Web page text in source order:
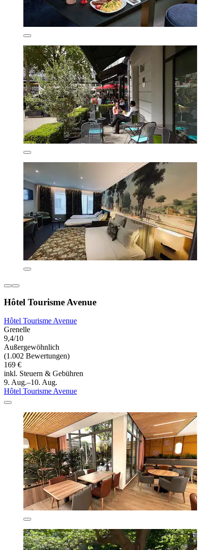
Hôtel Tourisme Avenue
Hôtel Tourisme Avenue
Grenelle
9,4/10
Außergewöhnlich
(1.002 Bewertungen)
169 €
inkl. Steuern & Gebühren
9. Aug.–10. Aug.
Hôtel Tourisme Avenue